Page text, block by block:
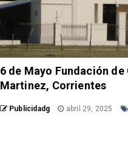
6 de Mayo Fundación
Martinez, Corrientes
Publicidadg abril 29, 2025